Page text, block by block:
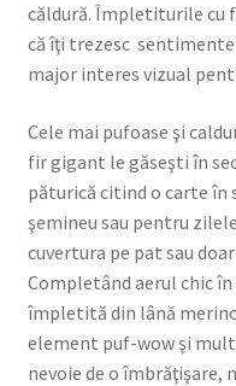
căldură. Împletiturile cu
că îţi trezesc
major interes vizual
Cele mai pufoase şi
fir gigant le găseşti în
păturică citind o carte în
şemineu sau pentru
cuvertura pe pat sau
Completând aerul chic
împletită din lână
element puf-wow şi
nevoie de o îmbrăţişare,